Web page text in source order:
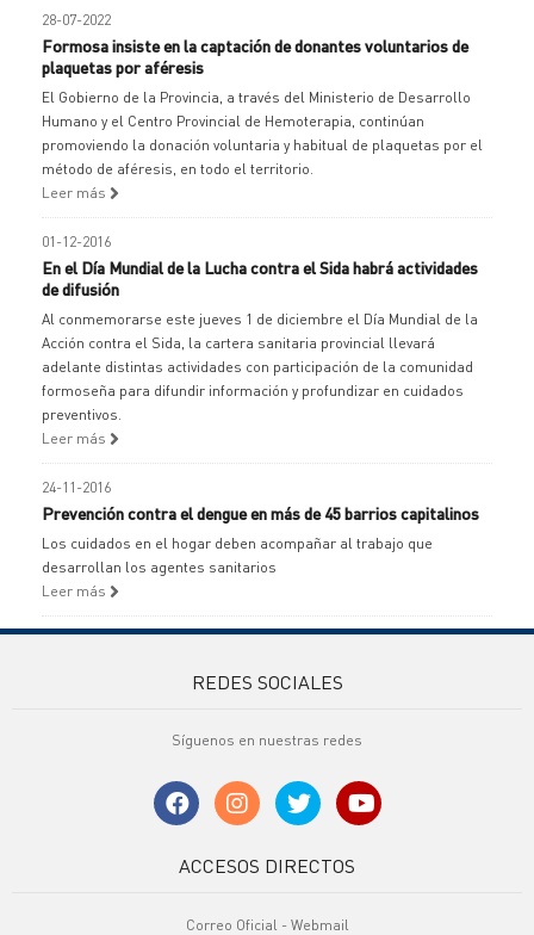
28-07-2022
Formosa insiste en la captación de donantes voluntarios de
plaquetas por aféresis
El Gobierno de la Provincia, a través del Ministerio de Desarrollo
Humano y el Centro Provincial de Hemoterapia, continúan
promoviendo la donación voluntaria y habitual de plaquetas por el
método de aféresis, en todo el territorio.
Leer más
01-12-2016
En el Día Mundial de la Lucha contra el Sida habrá actividades
de difusión
Al conmemorarse este jueves 1 de diciembre el Día Mundial de la
Acción contra el Sida, la cartera sanitaria provincial llevará
adelante distintas actividades con participación de la comunidad
formoseña para difundir información y profundizar en cuidados
preventivos.
Leer más
24-11-2016
Prevención contra el dengue en más de 45 barrios capitalinos
Los cuidados en el hogar deben acompañar al trabajo que
desarrollan los agentes sanitarios
Leer más
REDES SOCIALES
Síguenos en nuestras redes
ACCESOS DIRECTOS
Correo Oficial - Webmail